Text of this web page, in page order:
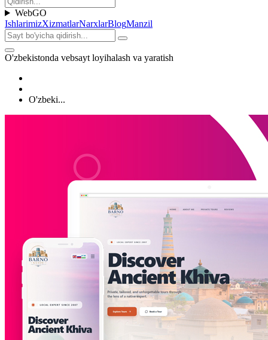
WebGO
IshlarimizXizmatlarNarxlarBlogManzil
O'zbekistonda vebsayt loyihalash va yaratish
O'zbeki...